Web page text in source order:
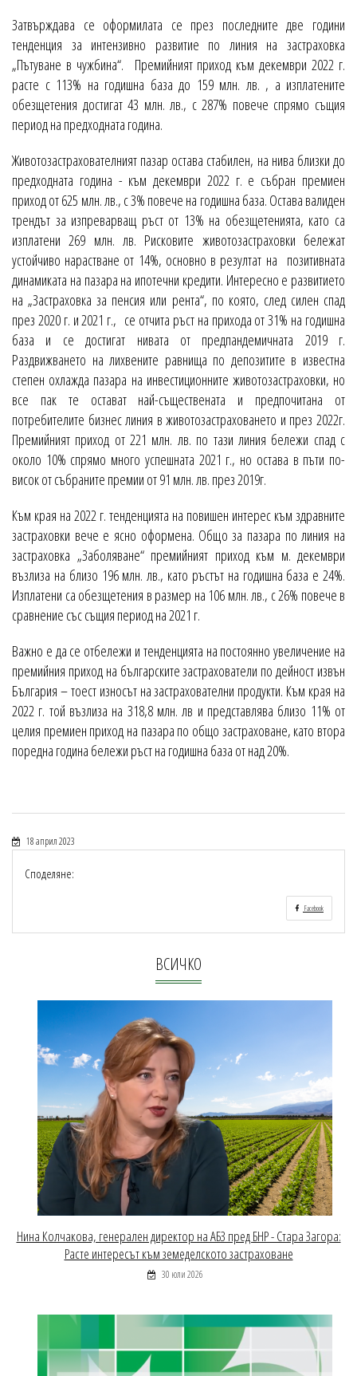
Затвърждава се оформилата се през последните две години
тенденция за интензивно развитие по линия на застраховка
„Пътуване в чужбина“. Премийният приход към декември 2022 г.
расте с 113% на годишна база до 159 млн. лв. , а изплатените
обезщетения достигат 43 млн. лв., с 287% повече спрямо същия
период на предходната година.
Животозастрахователният пазар остава стабилен, на нива близки до
предходната година - към декември 2022 г. е събран премиен
приход от 625 млн. лв., с 3% повече на годишна база. Остава валиден
трендът за изпреварващ ръст от 13% на обезщетенията, като са
изплатени 269 млн. лв. Рисковите животозастраховки бележат
устойчиво нарастване от 14%, основно в резултат на позитивната
динамиката на пазара на ипотечни кредити. Интересно е развитието
на „Застраховка за пенсия или рента“, по която, след силен спад
през 2020 г. и 2021 г., се отчита ръст на прихода от 31% на годишна
база и се достигат нивата от предпандемичната 2019 г.
Раздвижването на лихвените равнища по депозитите в известна
степен охлажда пазара на инвестиционните животозастраховки, но
все пак те остават най-съществената и предпочитана от
потребителите бизнес линия в животозастраховането и през 2022г.
Премийният приход от 221 млн. лв. по тази линия бележи спад с
около 10% спрямо много успешната 2021 г., но остава в пъти по-
висок от събраните премии от 91 млн. лв. през 2019г.
Към края на 2022 г. тенденцията на повишен интерес към здравните
застраховки вече е ясно оформена. Общо за пазара по линия на
застраховка „Заболяване“ премийният приход към м. декември
възлиза на близо 196 млн. лв., като ръстът на годишна база е 24%.
Изплатени са обезщетения в размер на 106 млн. лв., с 26% повече в
сравнение със същия период на 2021 г.
Важно е да се отбележи и тенденцията на постоянно увеличение на
премийния приход на българските застрахователи по дейност извън
България – тоест износът на застрахователни продукти. Към края на
2022 г. той възлиза на 318,8 млн. лв и представлява близо 11% от
целия премиен приход на пазара по общо застраховане, като втора
поредна година бележи ръст на годишна база от над 20%.
18 април 2023
Споделяне:
Facebook
ВСИЧКО
Нина Колчакова, генерален директор на АБЗ пред БНР - Стара Загора:
Расте интересът към земеделското застраховане
30 юли 2026